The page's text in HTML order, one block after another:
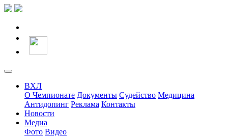
ВХЛ
О Чемпионате Документы Судейство Медицина
Антидопинг Реклама Контакты
Новости
Медиа
Фото Видео